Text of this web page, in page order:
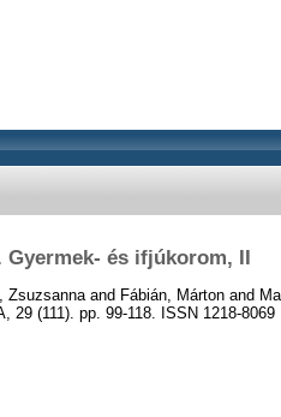
és ifjúkorom, II
Zsuzsanna and Fábián, Márton and
29 (111). pp. 99-118. ISSN 1218-8069